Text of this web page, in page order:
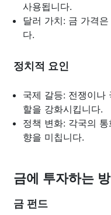
사용됩니다.
달러 가치: 금 가격
다.
정치적 요인
국제 갈등: 전쟁이나
할을 강화시킵니다.
정책 변화: 각국의
향을 미칩니다.
금에 투자하는 방
금 펀드